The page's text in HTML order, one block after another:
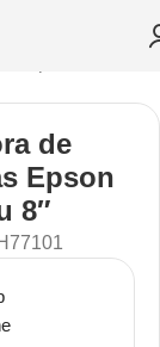
de
Epson
8″